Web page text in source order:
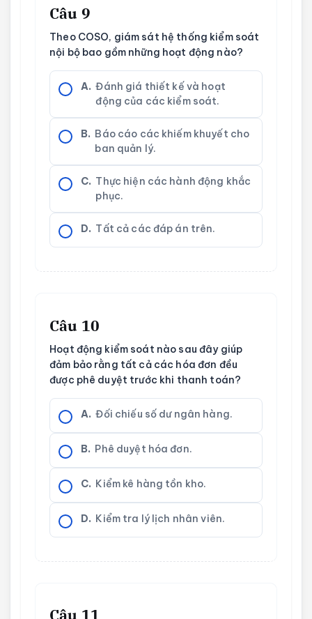
Câu 9
Theo COSO, giám sát hệ thống kiểm soát
nội bộ bao gồm những hoạt động nào?
A. Đánh giá thiết kế và hoạt
động của các kiểm soát.
B. Báo cáo các khiếm khuyết cho
ban quản lý.
C. Thực hiện các hành động khắc
phục.
D. Tất cả các đáp án trên.
Câu 10
Hoạt động kiểm soát nào sau đây giúp
đảm bảo rằng tất cả các hóa đơn đều
được phê duyệt trước khi thanh toán?
A. Đối chiếu số dư ngân hàng.
B. Phê duyệt hóa đơn.
C. Kiểm kê hàng tồn kho.
D. Kiểm tra lý lịch nhân viên.
Câu 11